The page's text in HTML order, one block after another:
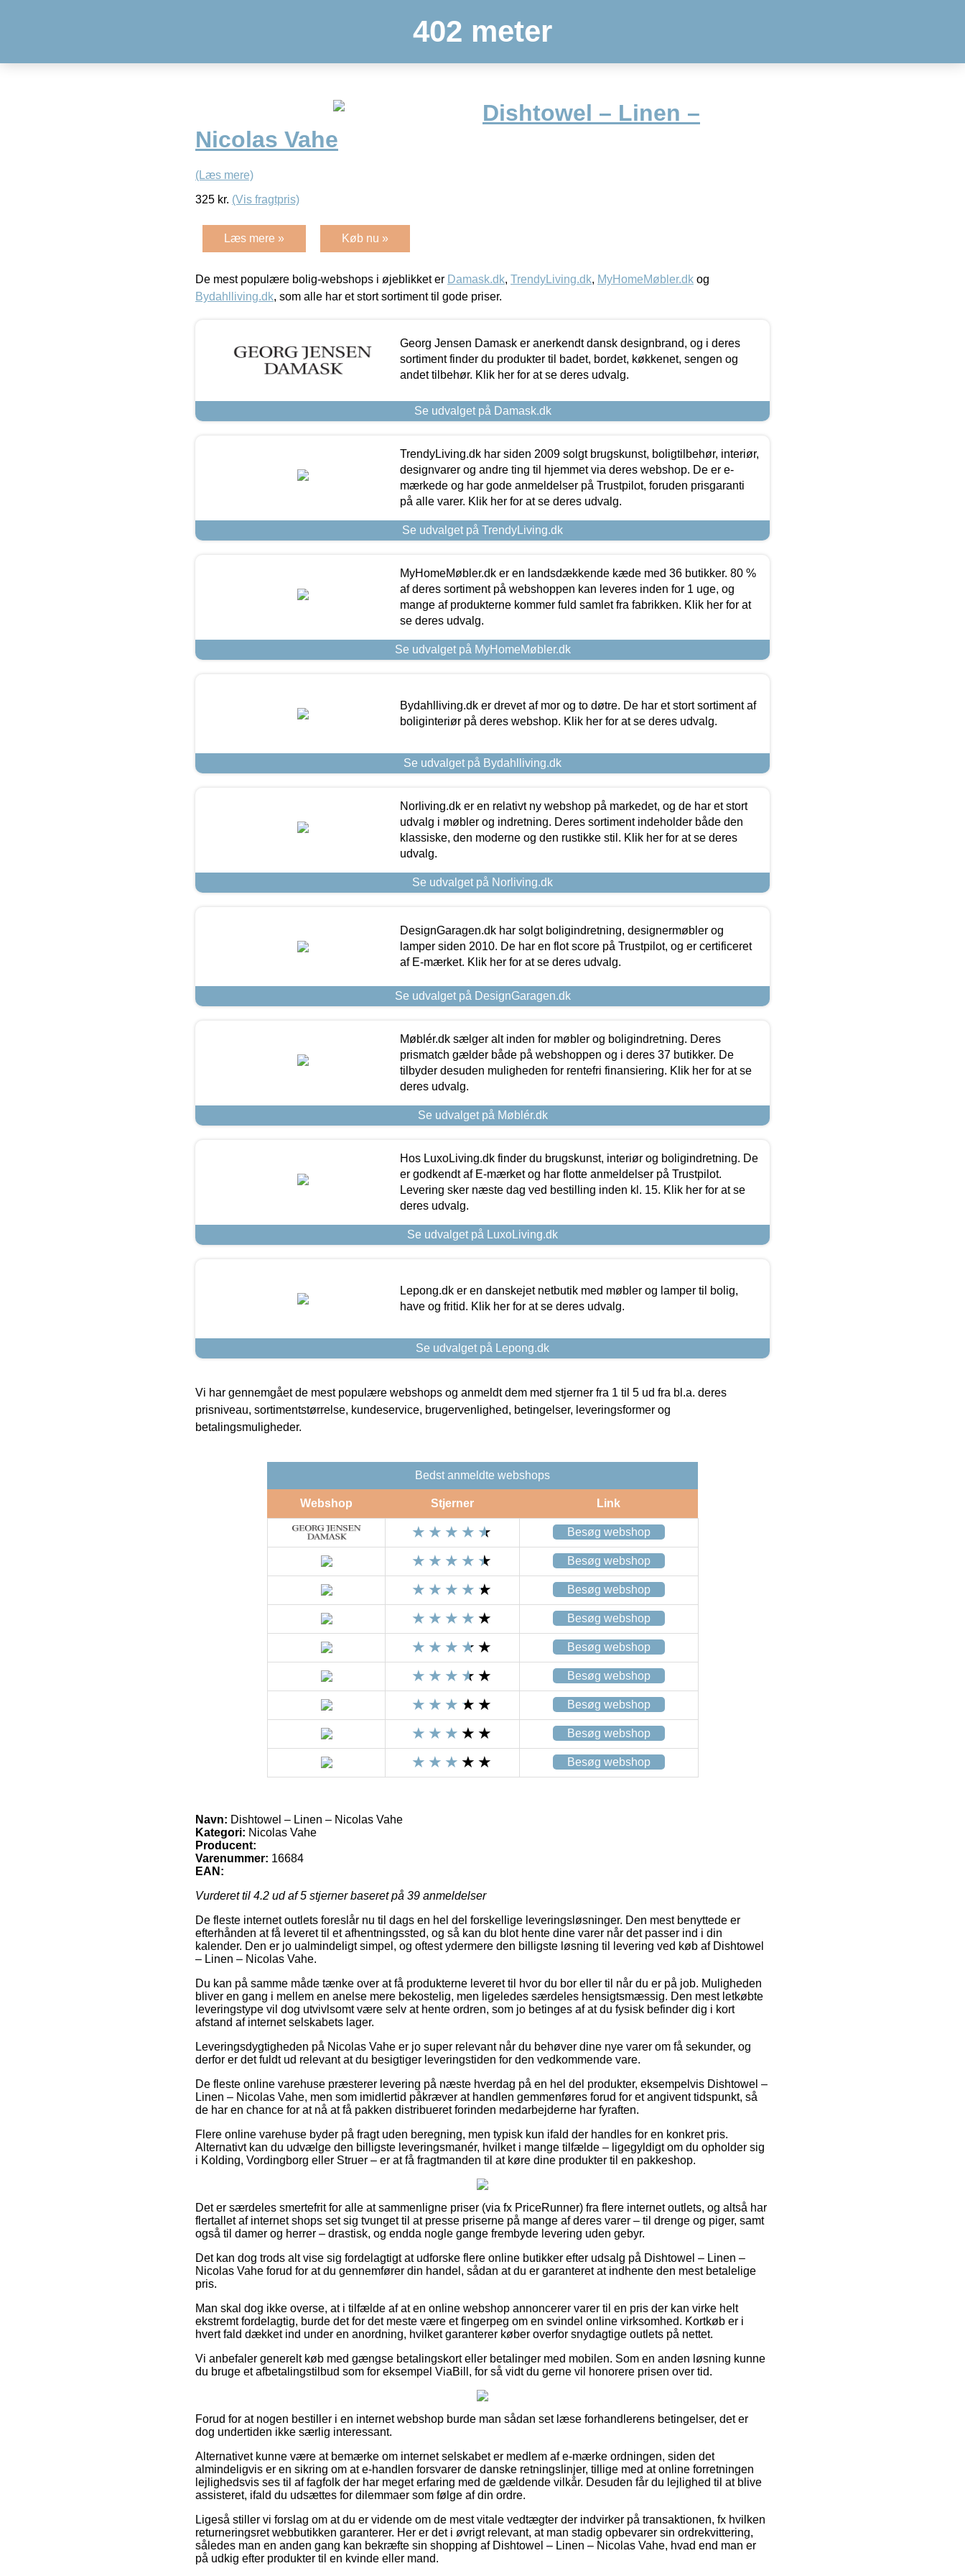
402 meter
Dishtowel – Linen –
Nicolas Vahe
(Læs mere)
325 kr. (Vis fragtpris)
Læs mere » Køb nu »
De mest populære bolig-webshops i øjeblikket er Damask.dk, TrendyLiving.dk, MyHomeMøbler.dk og
Bydahlliving.dk, som alle har et stort sortiment til gode priser.
Georg Jensen Damask er anerkendt dansk designbrand, og i deres
sortiment finder du produkter til badet, bordet, køkkenet, sengen og
andet tilbehør. Klik her for at se deres udvalg.
Se udvalget på Damask.dk
TrendyLiving.dk har siden 2009 solgt brugskunst, boligtilbehør, interiør,
designvarer og andre ting til hjemmet via deres webshop. De er e-
mærkede og har gode anmeldelser på Trustpilot, foruden prisgaranti
på alle varer. Klik her for at se deres udvalg.
Se udvalget på TrendyLiving.dk
MyHomeMøbler.dk er en landsdækkende kæde med 36 butikker. 80 %
af deres sortiment på webshoppen kan leveres inden for 1 uge, og
mange af produkterne kommer fuld samlet fra fabrikken. Klik her for at
se deres udvalg.
Se udvalget på MyHomeMøbler.dk
Bydahlliving.dk er drevet af mor og to døtre. De har et stort sortiment af
boliginteriør på deres webshop. Klik her for at se deres udvalg.
Se udvalget på Bydahlliving.dk
Norliving.dk er en relativt ny webshop på markedet, og de har et stort
udvalg i møbler og indretning. Deres sortiment indeholder både den
klassiske, den moderne og den rustikke stil. Klik her for at se deres
udvalg.
Se udvalget på Norliving.dk
DesignGaragen.dk har solgt boligindretning, designermøbler og
lamper siden 2010. De har en flot score på Trustpilot, og er certificeret
af E-mærket. Klik her for at se deres udvalg.
Se udvalget på DesignGaragen.dk
Møblér.dk sælger alt inden for møbler og boligindretning. Deres
prismatch gælder både på webshoppen og i deres 37 butikker. De
tilbyder desuden muligheden for rentefri finansiering. Klik her for at se
deres udvalg.
Se udvalget på Møblér.dk
Hos LuxoLiving.dk finder du brugskunst, interiør og boligindretning. De
er godkendt af E-mærket og har flotte anmeldelser på Trustpilot.
Levering sker næste dag ved bestilling inden kl. 15. Klik her for at se
deres udvalg.
Se udvalget på LuxoLiving.dk
Lepong.dk er en danskejet netbutik med møbler og lamper til bolig,
have og fritid. Klik her for at se deres udvalg.
Se udvalget på Lepong.dk
Vi har gennemgået de mest populære webshops og anmeldt dem med stjerner fra 1 til 5 ud fra bl.a. deres
prisniveau, sortimentstørrelse, kundeservice, brugervenlighed, betingelser, leveringsformer og
betalingsmuligheder.
Bedst anmeldte webshops
Webshop Stjerner Link
Besøg webshop
Besøg webshop
Besøg webshop
Besøg webshop
Besøg webshop
Besøg webshop
Besøg webshop
Besøg webshop
Besøg webshop
Navn: Dishtowel – Linen – Nicolas Vahe
Kategori: Nicolas Vahe
Producent:
Varenummer: 16684
EAN:
Vurderet til 4.2 ud af 5 stjerner baseret på 39 anmeldelser
De fleste internet outlets foreslår nu til dags en hel del forskellige leveringsløsninger. Den mest benyttede er
efterhånden at få leveret til et afhentningssted, og så kan du blot hente dine varer når det passer ind i din
kalender. Den er jo ualmindeligt simpel, og oftest ydermere den billigste løsning til levering ved køb af Dishtowel
– Linen – Nicolas Vahe.
Du kan på samme måde tænke over at få produkterne leveret til hvor du bor eller til når du er på job. Muligheden
bliver en gang i mellem en anelse mere bekostelig, men ligeledes særdeles hensigtsmæssig. Den mest letkøbte
leveringstype vil dog utvivlsomt være selv at hente ordren, som jo betinges af at du fysisk befinder dig i kort
afstand af internet selskabets lager.
Leveringsdygtigheden på Nicolas Vahe er jo super relevant når du behøver dine nye varer om få sekunder, og
derfor er det fuldt ud relevant at du besigtiger leveringstiden for den vedkommende vare.
De fleste online varehuse præsterer levering på næste hverdag på en hel del produkter, eksempelvis Dishtowel –
Linen – Nicolas Vahe, men som imidlertid påkræver at handlen gemmenføres forud for et angivent tidspunkt, så
de har en chance for at nå at få pakken distribueret forinden medarbejderne har fyraften.
Flere online varehuse byder på fragt uden beregning, men typisk kun ifald der handles for en konkret pris.
Alternativt kan du udvælge den billigste leveringsmanér, hvilket i mange tilfælde – ligegyldigt om du opholder sig
i Kolding, Vordingborg eller Struer – er at få fragtmanden til at køre dine produkter til en pakkeshop.
Det er særdeles smertefrit for alle at sammenligne priser (via fx PriceRunner) fra flere internet outlets, og altså har
flertallet af internet shops set sig tvunget til at presse priserne på mange af deres varer – til drenge og piger, samt
også til damer og herrer – drastisk, og endda nogle gange frembyde levering uden gebyr.
Det kan dog trods alt vise sig fordelagtigt at udforske flere online butikker efter udsalg på Dishtowel – Linen –
Nicolas Vahe forud for at du gennemfører din handel, sådan at du er garanteret at indhente den mest betalelige
pris.
Man skal dog ikke overse, at i tilfælde af at en online webshop annoncerer varer til en pris der kan virke helt
ekstremt fordelagtig, burde det for det meste være et fingerpeg om en svindel online virksomhed. Kortkøb er i
hvert fald dækket ind under en anordning, hvilket garanterer køber overfor snydagtige outlets på nettet.
Vi anbefaler generelt køb med gængse betalingskort eller betalinger med mobilen. Som en anden løsning kunne
du bruge et afbetalingstilbud som for eksempel ViaBill, for så vidt du gerne vil honorere prisen over tid.
Forud for at nogen bestiller i en internet webshop burde man sådan set læse forhandlerens betingelser, det er
dog undertiden ikke særlig interessant.
Alternativet kunne være at bemærke om internet selskabet er medlem af e-mærke ordningen, siden det
almindeligvis er en sikring om at e-handlen forsvarer de danske retningslinjer, tillige med at online forretningen
lejlighedsvis ses til af fagfolk der har meget erfaring med de gældende vilkår. Desuden får du lejlighed til at blive
assisteret, ifald du udsættes for dilemmaer som følge af din ordre.
Ligeså stiller vi forslag om at du er vidende om de mest vitale vedtægter der indvirker på transaktionen, fx hvilken
returneringsret webbutikken garanterer. Her er det i øvrigt relevant, at man stadig opbevarer sin ordrekvittering,
således man en anden gang kan bekræfte sin shopping af Dishtowel – Linen – Nicolas Vahe, hvad end man er
på udkig efter produkter til en kvinde eller mand.